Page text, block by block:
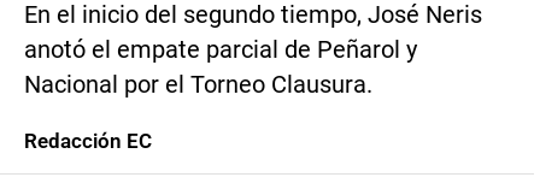
En el inicio del segundo tiempo, José Neris
anotó el empate parcial de Peñarol y
Nacional por el Torneo Clausura.
Redacción EC